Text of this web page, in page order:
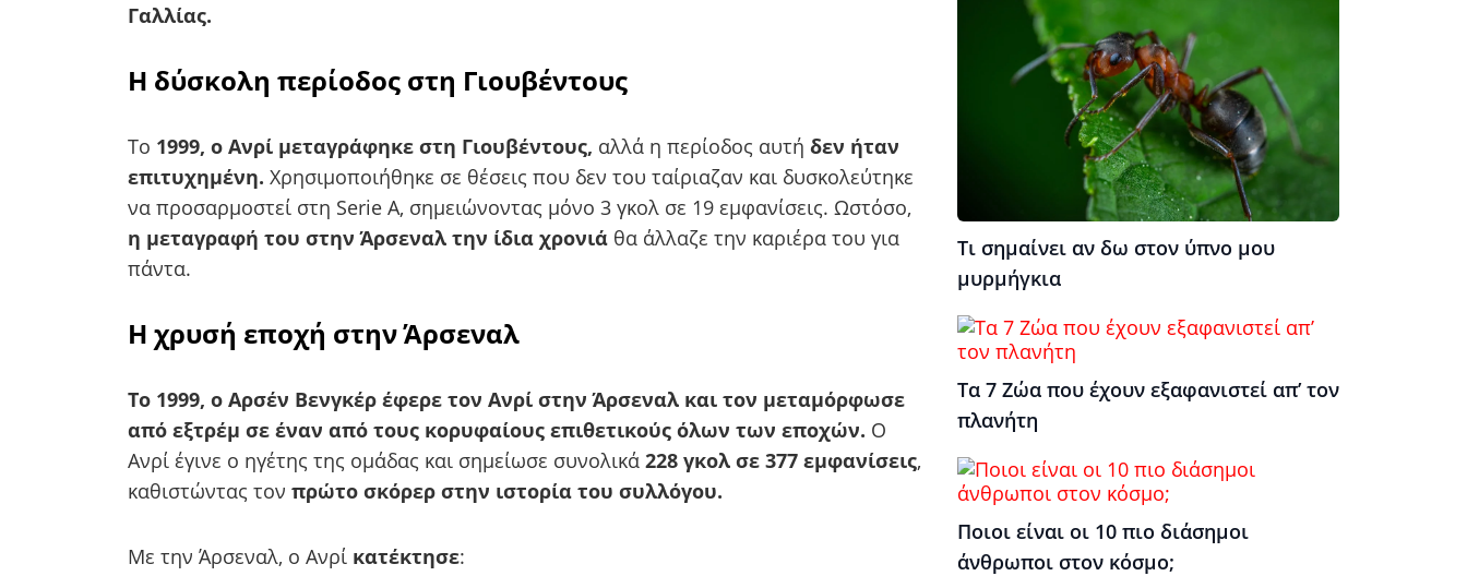
Γαλλίας.
Η δύσκολη περίοδος στη Γιουβέντους
Το 1999, ο Ανρί μεταγράφηκε στη Γιουβέντους, αλλά η περίοδος αυτή δεν ήταν
επιτυχημένη. Χρησιμοποιήθηκε σε θέσεις που δεν του ταίριαζαν και δυσκολεύτηκε
να προσαρμοστεί στη Serie A, σημειώνοντας μόνο 3 γκολ σε 19 εμφανίσεις. Ωστόσο,
η μεταγραφή του στην Άρσεναλ την ίδια χρονιά θα άλλαζε την καριέρα του για
πάντα.
Η χρυσή εποχή στην Άρσεναλ
Το 1999, ο Αρσέν Βενγκέρ έφερε τον Ανρί στην Άρσεναλ και τον μεταμόρφωσε
από εξτρέμ σε έναν από τους κορυφαίους επιθετικούς όλων των εποχών. Ο
Ανρί έγινε ο ηγέτης της ομάδας και σημείωσε συνολικά 228 γκολ σε 377 εμφανίσεις,
καθιστώντας τον πρώτο σκόρερ στην ιστορία του συλλόγου.
Με την Άρσεναλ, ο Ανρί κατέκτησε:
Τι σημαίνει αν δω στον ύπνο μου
μυρμήγκια
Τα 7 Ζώα που έχουν εξαφανιστεί απ’ τον
πλανήτη
Ποιοι είναι οι 10 πιο διάσημοι
άνθρωποι στον κόσμο;